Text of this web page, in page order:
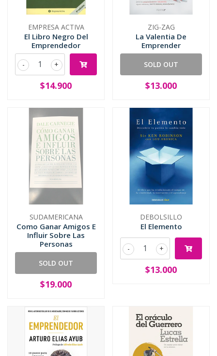
EMPRESA ACTIVA
El Libro Negro Del
Emprendedor
+
-
$14.900
ZIG-ZAG
La Valentia De
Emprender
SOLD OUT
$13.000
SUDAMERICANA
Como Ganar Amigos E
Influir Sobre Las
Personas
SOLD OUT
$19.000
DEBOLSILLO
El Elemento
+
-
$13.000